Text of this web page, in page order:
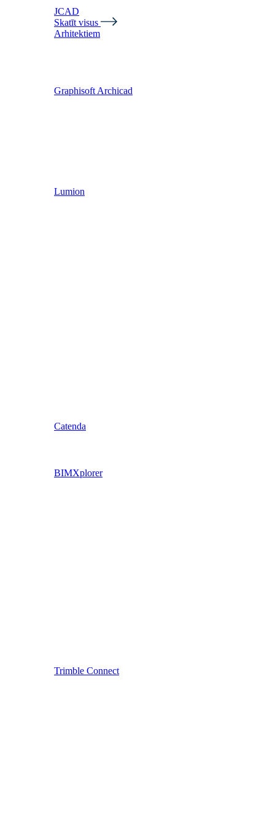
JCAD
Skatīt visus
Arhitektiem
Graphisoft Archicad
Lumion
Catenda
BIMXplorer
Trimble Connect